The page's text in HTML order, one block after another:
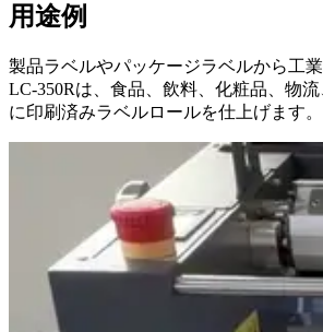
用途例
製品ラベルやパッケージラベルから工
LC-350Rは、食品、飲料、化粧品、物
に印刷済みラベルロールを仕上げます。